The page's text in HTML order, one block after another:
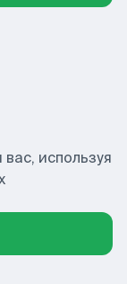
используя